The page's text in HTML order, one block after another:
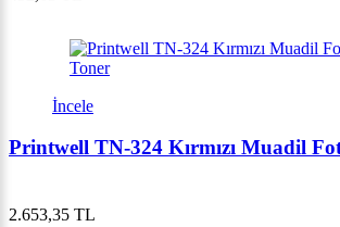
İncele
Printwell TN-324 Kırmızı Muadil
2.653,35 TL